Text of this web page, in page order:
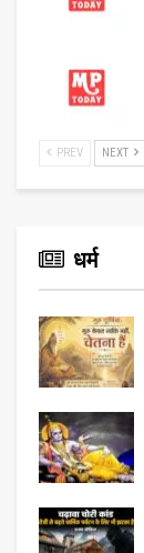
PREV NEXT
धर्म